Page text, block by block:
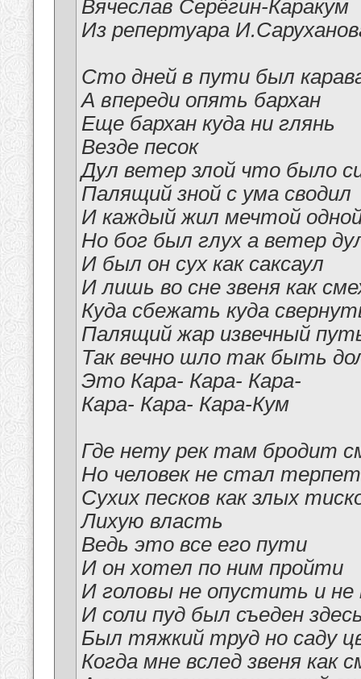
Вячеслав Серёгин-Каракум
Из репертуара
Сто дней в пути был
А впереди опять бархан
Еще бархан куда ни глянь
Везде песок
Дул ветер злой что было
Палящий зной с ума сводил
И каждый жил мечтой
Но бог был глух а ветер
И был он сух как саксаул
И лишь во сне звеня как
Куда сбежать куда
Палящий жар извечный
Так вечно шло так быть
Это Кара- Кара- Кара-
Кара- Кара- Кара-Кум
Где нету рек там бродит
Но человек не стал
Сухих песков как злых
Лихую власть
Ведь это все его пути
И он хотел по ним пройти
И головы не опустить и не
И соли пуд был съеден
Был тяжкий труд но саду
Когда мне вслед звеня как